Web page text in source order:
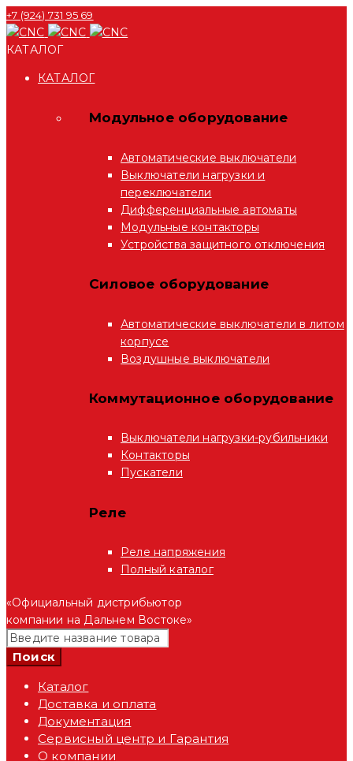
+7 (924) 731 95 69
КАТАЛОГ
КАТАЛОГ
Модульное оборудование
Автоматические выключатели
Выключатели нагрузки и
переключатели
Дифференциальные автоматы
Модульные контакторы
Устройства защитного отключения
Силовое оборудование
Автоматические выключатели в литом
корпусе
Воздушные выключатели
Коммутационное оборудование
Выключатели нагрузки-рубильники
Контакторы
Пускатели
Реле
Реле напряжения
Полный каталог
«Официальный дистрибьютор
компании на Дальнем Востоке»
Каталог
Доставка и оплата
Документация
Сервисный центр и Гарантия
О компании